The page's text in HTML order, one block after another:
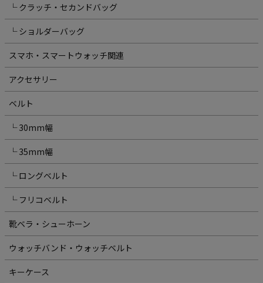
└ クラッチ・セカンドバッグ
└ ショルダーバッグ
スマホ・スマートウォッチ関連
アクセサリー
ベルト
└ 30mm幅
└ 35mm幅
└ ロングベルト
└ フリコベルト
靴ベラ・シューホーン
ウォッチバンド・ウォッチベルト
キーケース